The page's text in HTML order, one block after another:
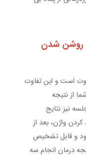
روشن شدن
است و این تفاوت
از نتیجه
نیز نتایج
واژن، بعد از
و قابل تشخیص
درمان انجام سه